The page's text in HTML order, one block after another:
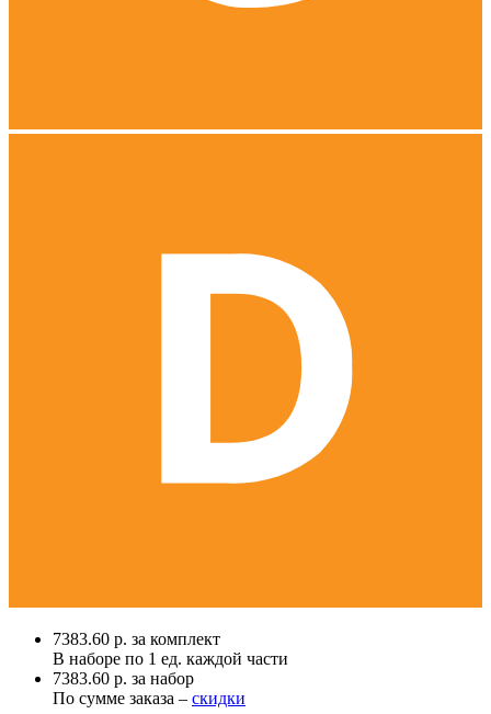
7383.60 р. за комплект
В наборе по 1 ед. каждой части
7383.60 р. за набор
По сумме заказа – скидки